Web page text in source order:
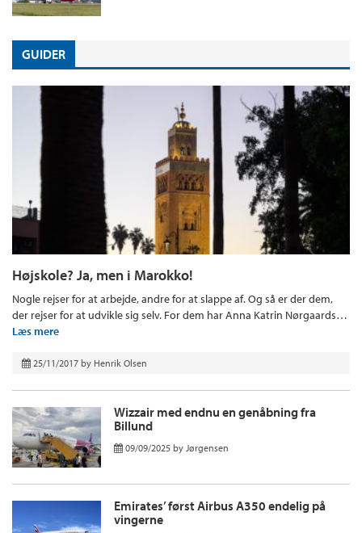
GUIDER
Højskole? Ja, men i Marokko!
Nogle rejser for at arbejde, andre for at slappe af. Og så er der dem,
der rejser for at udvikle sig selv. For dem har Anna Katrin Nørgaards…
Læs mere
25/11/2017 by Henrik Olsen
Wizzair med endnu en genåbning fra
Billund
09/09/2025 by Jørgensen
Emirates’ først Airbus A350 endelig på
vingerne